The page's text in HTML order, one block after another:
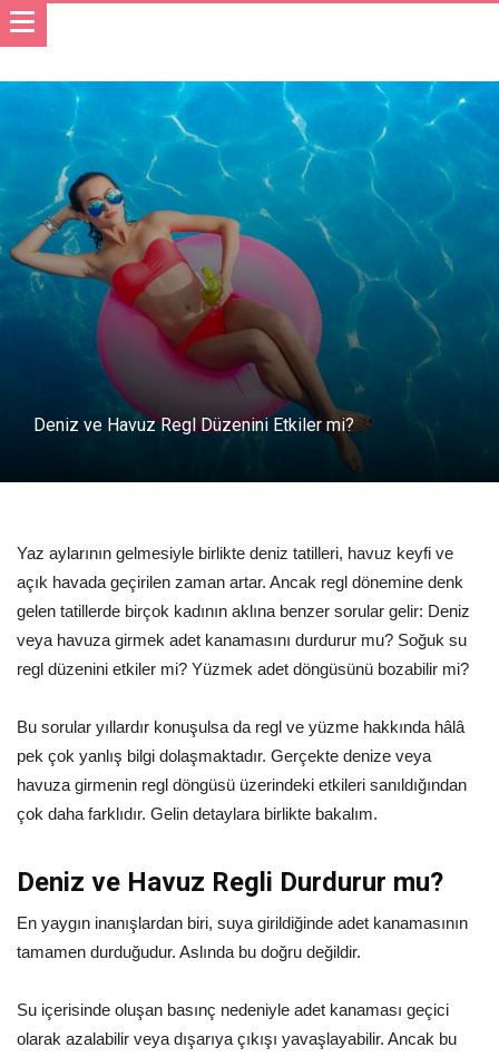
Deniz ve Havuz Regl Düzenini Etkiler mi?
Yaz aylarının gelmesiyle birlikte deniz tatilleri, havuz keyfi ve
açık havada geçirilen zaman artar. Ancak regl dönemine denk
gelen tatillerde birçok kadının aklına benzer sorular gelir: Deniz
veya havuza girmek adet kanamasını durdurur mu? Soğuk su
regl düzenini etkiler mi? Yüzmek adet döngüsünü bozabilir mi?
Bu sorular yıllardır konuşulsa da regl ve yüzme hakkında hâlâ
pek çok yanlış bilgi dolaşmaktadır. Gerçekte denize veya
havuza girmenin regl döngüsü üzerindeki etkileri sanıldığından
çok daha farklıdır. Gelin detaylara birlikte bakalım.
Deniz ve Havuz Regli Durdurur mu?
En yaygın inanışlardan biri, suya girildiğinde adet kanamasının
tamamen durduğudur. Aslında bu doğru değildir.
Su içerisinde oluşan basınç nedeniyle adet kanaması geçici
olarak azalabilir veya dışarıya çıkışı yavaşlayabilir. Ancak bu